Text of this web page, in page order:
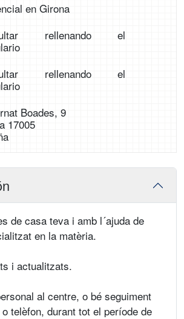
en Girona
rellenando el
rellenando el
Boades, 9
17005
de casa teva i amb l´ajuda de
en la matèria.
i actualitzats.
al centre, o bé seguiment
telèfon, durant tot el període de